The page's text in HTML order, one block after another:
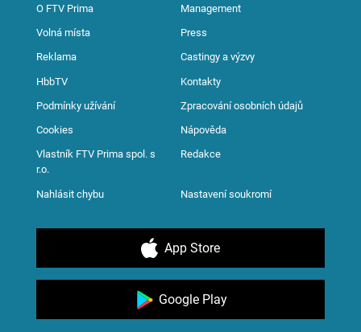
O FTV Prima Management
Volná místa Press
Reklama Castingy a výzvy
HbbTV Kontakty
Podmínky užívání Zpracování osobních údajů
Cookies Nápověda
Vlastník FTV Prima spol. s
r.o.
Redakce
Nahlásit chybu Nastavení soukromí
App Store
Google Play